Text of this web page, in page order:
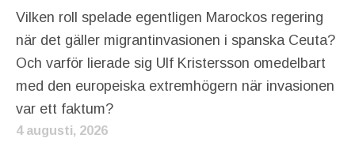
Vilken roll spelade egentligen Marockos regering
när det gäller migrantinvasionen i spanska Ceuta?
Och varför lierade sig Ulf Kristersson omedelbart
med den europeiska extremhögern när invasionen
var ett faktum?
4 augusti, 2026